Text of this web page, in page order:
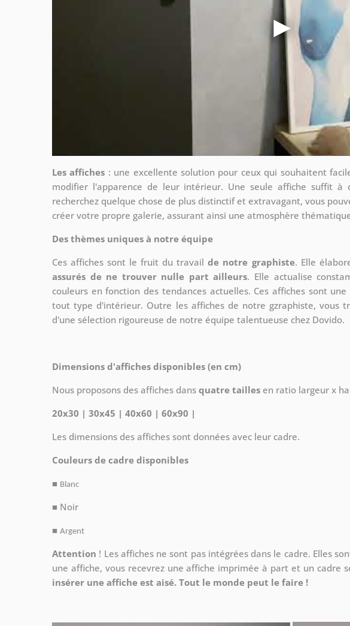
Les affiches : une excellente solution pour ceux qui souhaitent
modifier l'apparence de leur intérieur. Une seule affiche suffit à
recherchez quelque chose de plus distinctif et extravagant, vous
créer votre propre galerie, assurant ainsi une atmosphère
Des thèmes uniques à notre équipe
Ces affiches sont le fruit du travail de notre graphiste. Elle
assurés de ne trouver nulle part ailleurs. Elle actualise
couleurs en fonction des tendances actuelles. Ces affiches sont
tout type d'intérieur. Outre les affiches de notre gzraphiste, vous
d'une sélection rigoureuse de notre équipe talentueuse chez Dovido.
Dimensions d'affiches disponibles (en cm)
Nous proposons des affiches dans quatre tailles en ratio largeur x
20x30 | 30x45 | 40x60 | 60x90 |
Les dimensions des affiches sont données avec leur cadre.
Couleurs de cadre disponibles
■ Blanc
■ Noir
■ Argent
Attention ! Les affiches ne sont pas intégrées dans le cadre. Elles
une affiche, vous recevrez une affiche imprimée à part et un cadre
insérer une affiche est aisé. Tout le monde peut le faire !